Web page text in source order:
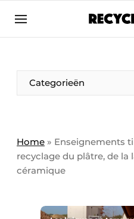
Adverteren
Contact
Contact
Emploi
Enregistrer une
Entreprises
Categorieën
Home » Enseignements
recyclage du plâtre, de la
céramique